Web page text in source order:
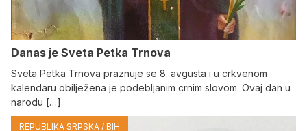
Danas je Sveta Petka Trnova
Sveta Petka Trnova praznuje se 8. avgusta i u crkvenom
kalendaru obilježena je podebljanim crnim slovom. Ovaj dan u
narodu […]
REPUBLIKA SRPSKA / BIH